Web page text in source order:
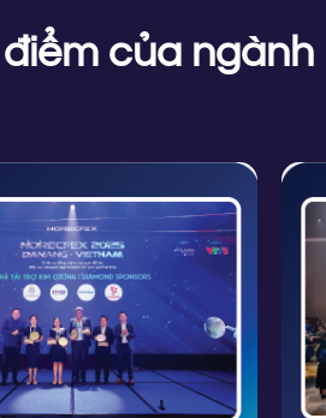
của ngành